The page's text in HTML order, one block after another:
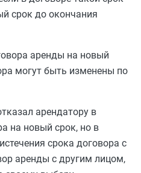
срок до окончания
аренды на новый
могут быть изменены по
арендатору в
на новый срок, но в
срока договора с
аренды с другим лицом,